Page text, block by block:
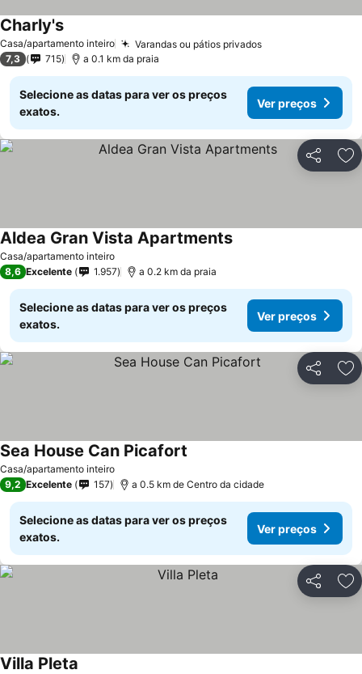
Casa/apartamento inteiro Varandas ou pátios privadosVer preços
Charly'sVer preços
7,3 715 a 0.1 km da praia
Selecione as datas para ver os preços
exatos.
Ver preços
Partilhar
Casa/apartamento inteiro
Aldea Gran Vista ApartmentsVer preços
8,6 Excelente 1.957 a 0.2 km da praia
Selecione as datas para ver os preços
exatos.
Ver preços
Partilhar
Casa/apartamento inteiro
Sea House Can Picafort
9,2 Excelente 157 a 0.5 km de Centro da cidade
Selecione as datas para ver os preços
exatos.
Ver preços
Partilhar
Villa Pleta